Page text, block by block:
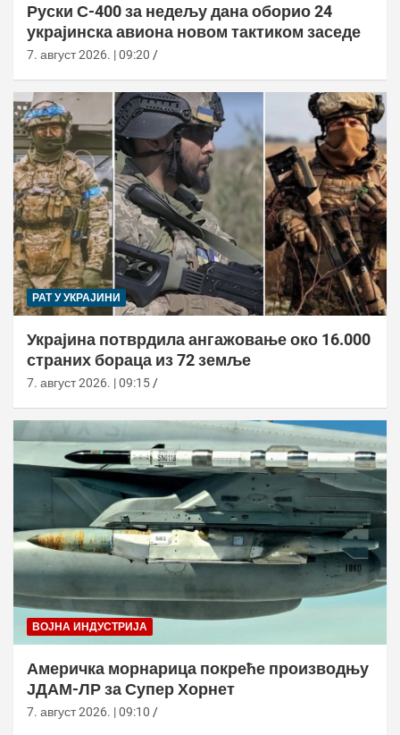
Руски С-400 за недељу дана оборио 24
украјинска авиона новом тактиком заседе
7. август 2026. | 09:20
РАТ У УКРАЈИНИ
Украјина потврдила ангажовање око 16.000
страних бораца из 72 земље
7. август 2026. | 09:15
ВОЈНА ИНДУСТРИЈА
Америчка морнарица покреће производњу
ЈДАМ-ЛР за Супер Хорнет
7. август 2026. | 09:10